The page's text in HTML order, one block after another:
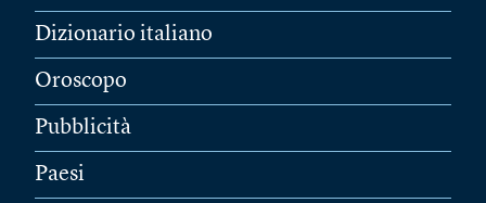
Dizionario italiano
Oroscopo
Pubblicità
Paesi